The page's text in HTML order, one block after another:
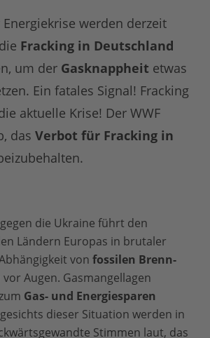
werden derzeit
Fracking in Deutschland
um der Gasknappheit etwas
Ein fatales Signal! Fracking
aktuelle Krise! Der WWF
das Verbot für Fracking in
die Ukraine führt den
Ländern Europas in brutaler
von fossilen Brenn-
vor Augen. Gasmangellagen
Gas- und Energiesparen
dieser Situation werden in
Stimmen laut, das